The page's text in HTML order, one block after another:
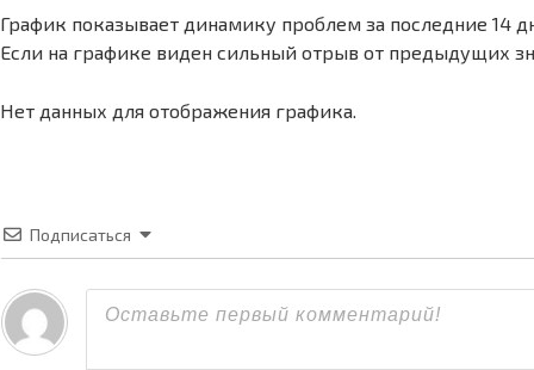
График показывает динамику проблем за последние 14
Если на графике виден сильный отрыв от предыдущих
Нет данных для отображения графика.
Подписаться